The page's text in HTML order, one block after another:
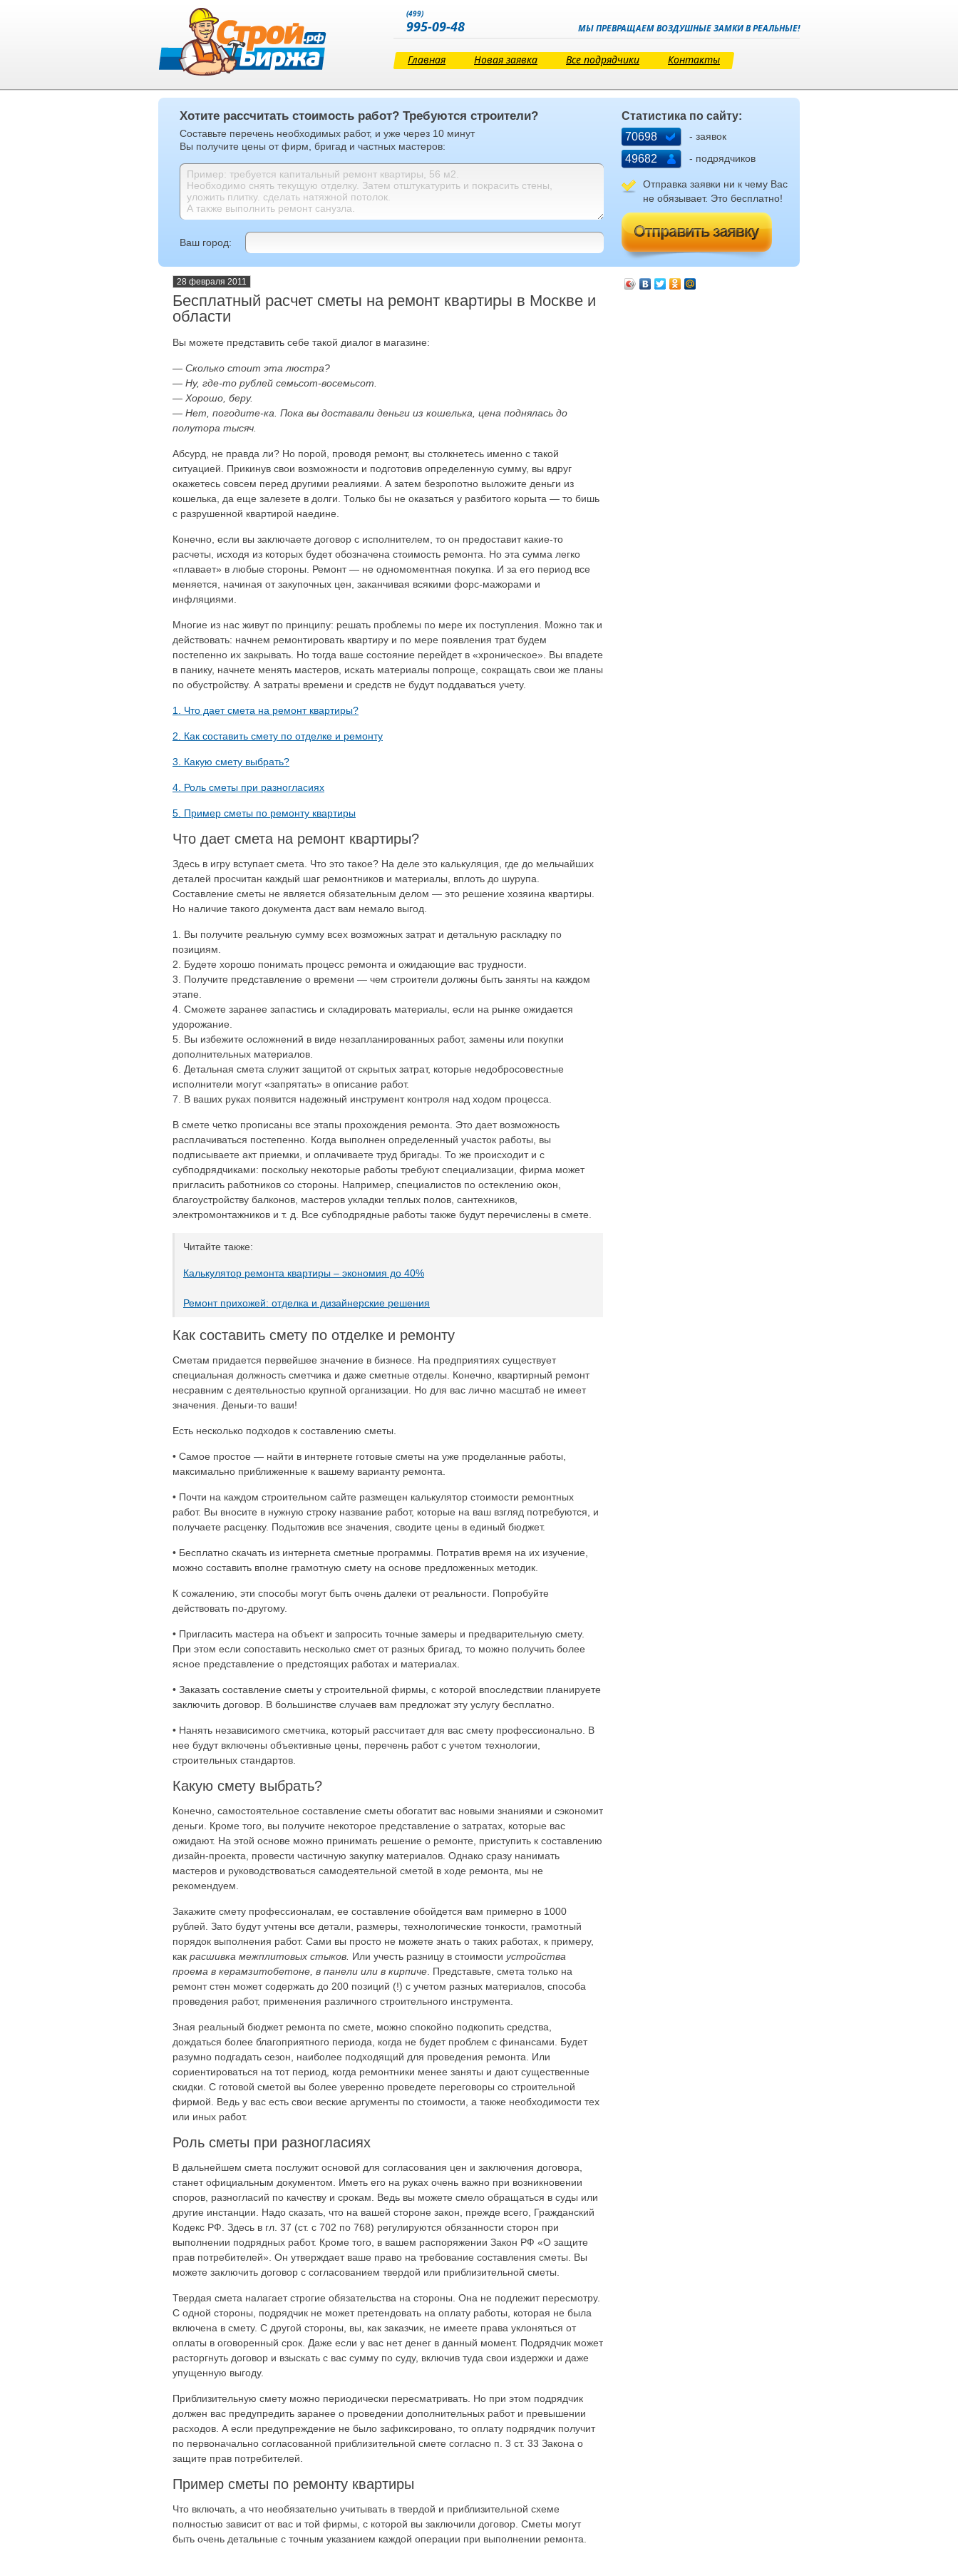
(499)
995-09-48 МЫ ПРЕВРАЩАЕМ ВОЗДУШНЫЕ ЗАМКИ В РЕАЛЬНЫЕ!
Главная Новая заявка Все подрядчики Контакты
Хотите рассчитать стоимость работ? Требуются строители?
Составьте перечень необходимых работ, и уже через 10 минут
Вы получите цены от фирм, бригад и частных мастеров:
Ваш город:
Статистика по сайту:
70698
- заявок
49682 - подрядчиков
Отправка заявки ни к чему Вас
не обязывает. Это бесплатно!
28 февраля 2011
Бесплатный расчет сметы на ремонт квартиры в Москве и
области
Вы можете представить себе такой диалог в магазине:
— Сколько стоит эта люстра?
— Ну, где-то рублей семьсот-восемьсот.
— Хорошо, беру.
— Нет, погодите-ка. Пока вы доставали деньги из кошелька, цена поднялась до
полутора тысяч.
Абсурд, не правда ли? Но порой, проводя ремонт, вы столкнетесь именно с такой
ситуацией. Прикинув свои возможности и подготовив определенную сумму, вы вдруг
окажетесь совсем перед другими реалиями. А затем безропотно выложите деньги из
кошелька, да еще залезете в долги. Только бы не оказаться у разбитого корыта — то бишь
с разрушенной квартирой наедине.
Конечно, если вы заключаете договор с исполнителем, то он предоставит какие-то
расчеты, исходя из которых будет обозначена стоимость ремонта. Но эта сумма легко
«плавает» в любые стороны. Ремонт — не одномоментная покупка. И за его период все
меняется, начиная от закупочных цен, заканчивая всякими форс-мажорами и
инфляциями.
Многие из нас живут по принципу: решать проблемы по мере их поступления. Можно так и
действовать: начнем ремонтировать квартиру и по мере появления трат будем
постепенно их закрывать. Но тогда ваше состояние перейдет в «хроническое». Вы впадете
в панику, начнете менять мастеров, искать материалы попроще, сокращать свои же планы
по обустройству. А затраты времени и средств не будут поддаваться учету.
1. Что дает смета на ремонт квартиры?
2. Как составить смету по отделке и ремонту
3. Какую смету выбрать?
4. Роль сметы при разногласиях
5. Пример сметы по ремонту квартиры
Что дает смета на ремонт квартиры?
Здесь в игру вступает смета. Что это такое? На деле это калькуляция, где до мельчайших
деталей просчитан каждый шаг ремонтников и материалы, вплоть до шурупа.
Составление сметы не является обязательным делом — это решение хозяина квартиры.
Но наличие такого документа даст вам немало выгод.
Вы получите реальную сумму всех возможных затрат и детальную раскладку по
позициям.
Будете хорошо понимать процесс ремонта и ожидающие вас трудности.
Получите представление о времени — чем строители должны быть заняты на каждом
этапе.
Сможете заранее запастись и складировать материалы, если на рынке ожидается
удорожание.
Вы избежите осложнений в виде незапланированных работ, замены или покупки
дополнительных материалов.
Детальная смета служит защитой от скрытых затрат, которые недобросовестные
исполнители могут «запрятать» в описание работ.
В ваших руках появится надежный инструмент контроля над ходом процесса.
В смете четко прописаны все этапы прохождения ремонта. Это дает возможность
расплачиваться постепенно. Когда выполнен определенный участок работы, вы
подписываете акт приемки, и оплачиваете труд бригады. То же происходит и с
субподрядчиками: поскольку некоторые работы требуют специализации, фирма может
пригласить работников со стороны. Например, специалистов по остеклению окон,
благоустройству балконов, мастеров укладки теплых полов, сантехников,
электромонтажников и т. д. Все субподрядные работы также будут перечислены в смете.
Читайте также:
Калькулятор ремонта квартиры – экономия до 40%
Ремонт прихожей: отделка и дизайнерские решения
Как составить смету по отделке и ремонту
Сметам придается первейшее значение в бизнесе. На предприятиях существует
специальная должность сметчика и даже сметные отделы. Конечно, квартирный ремонт
несравним с деятельностью крупной организации. Но для вас лично масштаб не имеет
значения. Деньги-то ваши!
Есть несколько подходов к составлению сметы.
• Самое простое — найти в интернете готовые сметы на уже проделанные работы,
максимально приближенные к вашему варианту ремонта.
• Почти на каждом строительном сайте размещен калькулятор стоимости ремонтных
работ. Вы вносите в нужную строку название работ, которые на ваш взгляд потребуются, и
получаете расценку. Подытожив все значения, сводите цены в единый бюджет.
• Бесплатно скачать из интернета сметные программы. Потратив время на их изучение,
можно составить вполне грамотную смету на основе предложенных методик.
К сожалению, эти способы могут быть очень далеки от реальности. Попробуйте
действовать по-другому.
• Пригласить мастера на объект и запросить точные замеры и предварительную смету.
При этом если сопоставить несколько смет от разных бригад, то можно получить более
ясное представление о предстоящих работах и материалах.
• Заказать составление сметы у строительной фирмы, с которой впоследствии планируете
заключить договор. В большинстве случаев вам предложат эту услугу бесплатно.
• Нанять независимого сметчика, который рассчитает для вас смету профессионально. В
нее будут включены объективные цены, перечень работ с учетом технологии,
строительных стандартов.
Какую смету выбрать?
Конечно, самостоятельное составление сметы обогатит вас новыми знаниями и сэкономит
деньги. Кроме того, вы получите некоторое представление о затратах, которые вас
ожидают. На этой основе можно принимать решение о ремонте, приступить к составлению
дизайн-проекта, провести частичную закупку материалов. Однако сразу нанимать
мастеров и руководствоваться самодеятельной сметой в ходе ремонта, мы не
рекомендуем.
Закажите смету профессионалам, ее составление обойдется вам примерно в 1000
рублей. Зато будут учтены все детали, размеры, технологические тонкости, грамотный
порядок выполнения работ. Сами вы просто не можете знать о таких работах, к примеру,
как расшивка межплитовых стыков. Или учесть разницу в стоимости устройства
проема в керамзитобетоне, в панели или в кирпиче . Представьте, смета только на
ремонт стен может содержать до 200 позиций (!) с учетом разных материалов, способа
проведения работ, применения различного строительного инструмента.
Зная реальный бюджет ремонта по смете, можно спокойно подкопить средства,
дождаться более благоприятного периода, когда не будет проблем с финансами. Будет
разумно подгадать сезон, наиболее подходящий для проведения ремонта. Или
сориентироваться на тот период, когда ремонтники менее заняты и дают существенные
скидки. С готовой сметой вы более уверенно проведете переговоры со строительной
фирмой. Ведь у вас есть свои веские аргументы по стоимости, а также необходимости тех
или иных работ.
Роль сметы при разногласиях
В дальнейшем смета послужит основой для согласования цен и заключения договора,
станет официальным документом. Иметь его на руках очень важно при возникновении
споров, разногласий по качеству и срокам. Ведь вы можете смело обращаться в суды или
другие инстанции. Надо сказать, что на вашей стороне закон, прежде всего, Гражданский
Кодекс РФ. Здесь в гл. 37 (ст. с 702 по 768) регулируются обязанности сторон при
выполнении подрядных работ. Кроме того, в вашем распоряжении Закон РФ «О защите
прав потребителей». Он утверждает ваше право на требование составления сметы. Вы
можете заключить договор с согласованием твердой или приблизительной сметы.
Твердая смета налагает строгие обязательства на стороны. Она не подлежит пересмотру.
С одной стороны, подрядчик не может претендовать на оплату работы, которая не была
включена в смету. С другой стороны, вы, как заказчик, не имеете права уклоняться от
оплаты в оговоренный срок. Даже если у вас нет денег в данный момент. Подрядчик может
расторгнуть договор и взыскать с вас сумму по суду, включив туда свои издержки и даже
упущенную выгоду.
Приблизительную смету можно периодически пересматривать. Но при этом подрядчик
должен вас предупредить заранее о проведении дополнительных работ и превышении
расходов. А если предупреждение не было зафиксировано, то оплату подрядчик получит
по первоначально согласованной приблизительной смете согласно п. 3 ст. 33 Закона о
защите прав потребителей.
Пример сметы по ремонту квартиры
Что включать, а что необязательно учитывать в твердой и приблизительной схеме
полностью зависит от вас и той фирмы, с которой вы заключили договор. Сметы могут
быть очень детальные с точным указанием каждой операции при выполнении ремонта.